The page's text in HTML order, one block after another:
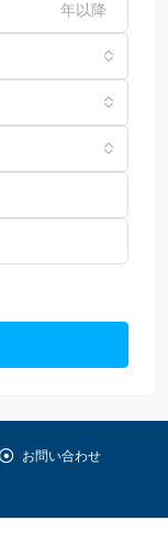
年以降
お問い合わせ